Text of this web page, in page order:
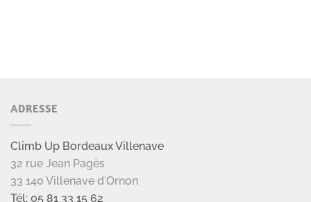
ADRESSE
Climb Up Bordeaux Villenave
32 rue Jean Pagès
33 140 Villenave d'Ornon
Tél: 05 81 33 15 62